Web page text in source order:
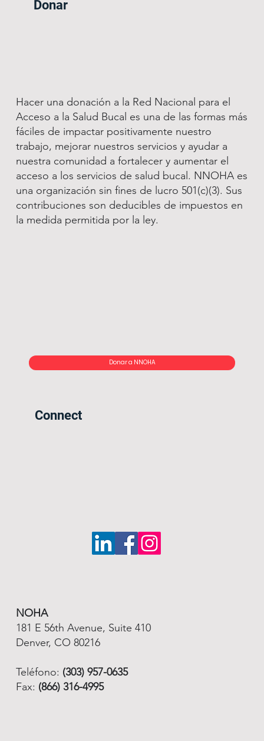
Donar
Hacer una donación a la Red Nacional para el
Acceso a la Salud Bucal es una de las formas más
fáciles de impactar positivamente nuestro
trabajo, mejorar nuestros servicios y ayudar a
nuestra comunidad a fortalecer y aumentar el
acceso a los servicios de salud bucal. NNOHA es
una organización sin fines de lucro 501(c)(3). Sus
contribuciones son deducibles de impuestos en
la medida permitida por la ley.
Donar a NNOHA
Connect
NOHA
181 E 56th Avenue, Suite 410
Denver, CO 80216
Teléfono: (303) 957-0635
Fax: (866) 316-4995